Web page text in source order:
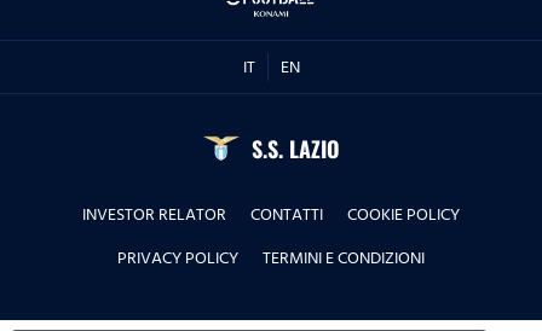
Vladimir Petkovic - Episodio 1
Vladimir Petkovic - Episodio 2
IT EN
S.S. LAZIO
INVESTOR RELATOR CONTATTI
COOKIE POLICY
PRIVACY POLICY
TERMINI E CONDIZIONI